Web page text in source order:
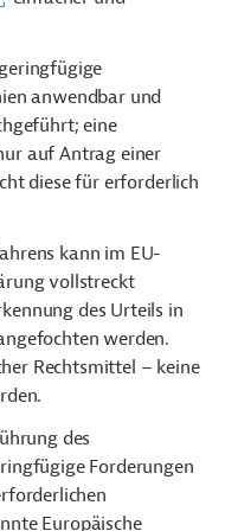
anwendbar und
eine
auf Antrag einer
diese für erforderlich
kann im EU-
vollstreckt
des Urteils in
werden.
Rechtsmittel – keine
des
Forderungen
Europäische